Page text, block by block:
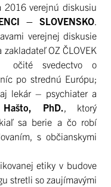
2016 verejnú diskusiu
–SLOVENSKO.
verejnej diskusie
zakladateľ OZ ČLOVEK
očité svedectvo o
po strednú Európu;
lekár – psychiater a
PhD., ktorý
sa berie a čo robí
s občianskymi
etiky v budove
stretli so zaujímavými